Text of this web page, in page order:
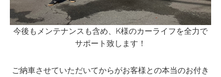
今後もメンテナンスも含め、K様のカーライフを全力で
サポート致します！
ご納車させていただいてからがお客様との本当のお付き